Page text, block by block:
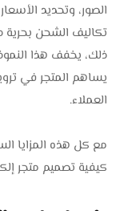
الصور، وتحديد
تكاليف الشحن بحرية
ذلك، يخفف هذا
يساهم المتجر في
العملاء.
مع كل هذه المزايا
كيفية تصميم متجر